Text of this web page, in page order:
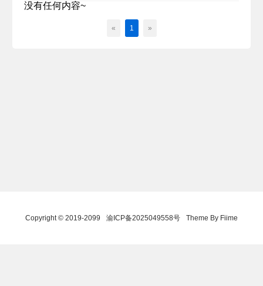
没有任何内容~
« 1 »
Copyright © 2019-2099 渝ICP备2025049558号 Theme By Fiime